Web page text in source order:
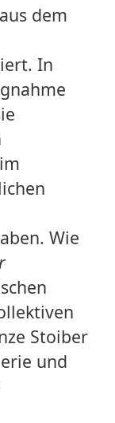
dem
In
Wie
Stoiber
und